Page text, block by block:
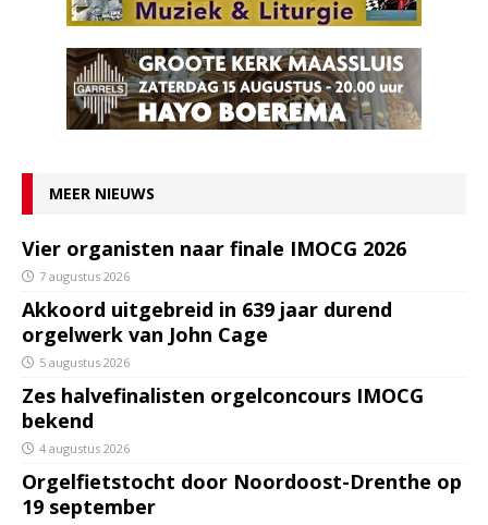
MEER NIEUWS
Vier organisten naar finale IMOCG 2026
7 augustus 2026
Akkoord uitgebreid in 639 jaar durend
orgelwerk van John Cage
5 augustus 2026
Zes halvefinalisten orgelconcours IMOCG
bekend
4 augustus 2026
Orgelfietstocht door Noordoost-Drenthe op
19 september